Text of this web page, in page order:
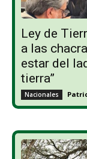
Ley de
a las
estar del
tierra”
Nacionales